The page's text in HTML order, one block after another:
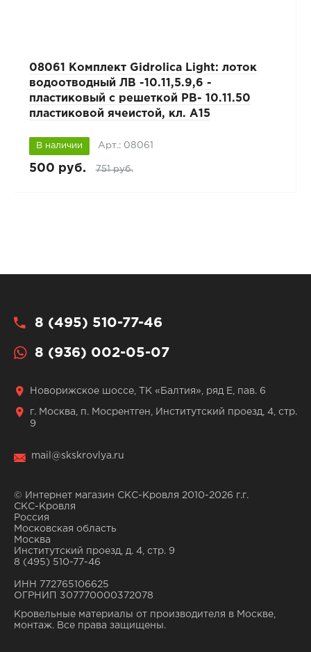
08061 Комплект Gidrolica Light: лоток
водоотводный ЛВ -10.11,5.9,6 -
пластиковый с решеткой РВ- 10.11.50
пластиковой ячеистой, кл. A15
В наличии Арт.: 08061
500 руб. 751 руб.
8 (495) 510-77-46
8 (936) 002-05-07
Новорижское шоссе, ТК «Балтия», ряд Е, пав. 6
г. Москва, п. Мосрентген, Институтский проезд, 4, стр.
9
mail@skskrovlya.ru
© Интернет магазин СКС-Кровля 2010-2026 г.г.
СКС-Кровля
Россия
Московская область
Москва
Институтский проезд, д. 4, стр. 9
8 (495) 510-77-46
ИНН 772765106625
ОГРНИП 307770000372078
Кровельные материалы от производителя в Москве,
монтаж. Все права защищены.